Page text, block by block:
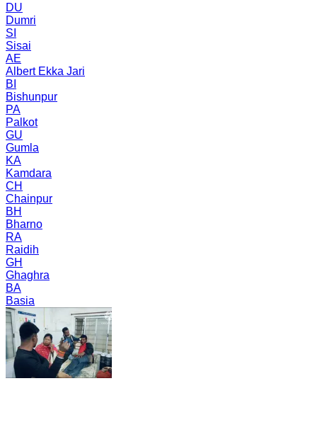
DU
Dumri
SI
Sisai
AE
Albert Ekka Jari
BI
Bishunpur
PA
Palkot
GU
Gumla
KA
Kamdara
CH
Chainpur
BH
Bharno
RA
Raidih
GH
Ghaghra
BA
Basia